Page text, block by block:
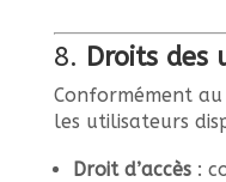
8. Droits des
Conformément
les utilisateurs
Droit d’accès: